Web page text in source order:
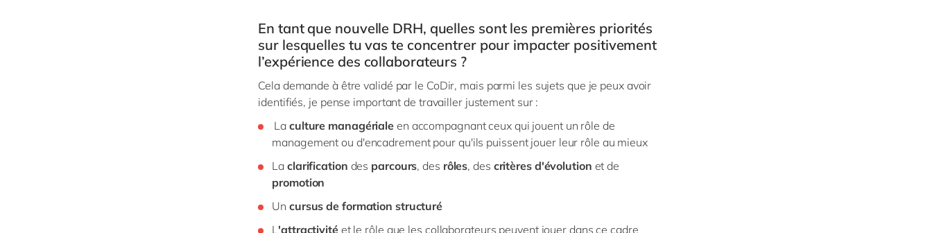
En tant que nouvelle DRH, quelles sont les premières priorités
sur lesquelles tu vas te concentrer pour impacter positivement
l’expérience des collaborateurs ?
Cela demande à être validé par le CoDir, mais parmi les sujets que je peux avoir
identifiés, je pense important de travailler justement sur :
La culture managériale en accompagnant ceux qui jouent un rôle de
management ou d'encadrement pour qu'ils puissent jouer leur rôle au mieux
La clarification des parcours, des rôles, des critères d'évolution et de
promotion
Un cursus de formation structuré
L'attractivitéet le rôle que les collaborateurs peuvent jouer dans ce cadre